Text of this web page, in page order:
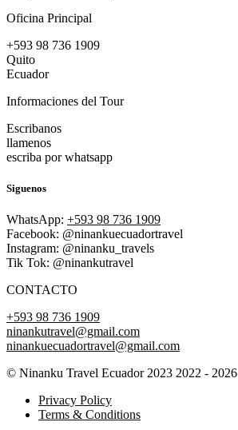
Oficina Principal
+593 98 736 1909
Quito
Ecuador
Informaciones del Tour
Escribanos
llamenos
escriba por whatsapp
Siguenos
WhatsApp: +593 98 736 1909
Facebook: @ninankuecuadortravel
Instagram: @ninanku_travels
Tik Tok: @ninankutravel
CONTACTO
+593 98 736 1909
ninankutravel@gmail.com
ninankuecuadortravel@gmail.com
© Ninanku Travel Ecuador 2023 2022 - 2026
Privacy Policy
Terms & Conditions